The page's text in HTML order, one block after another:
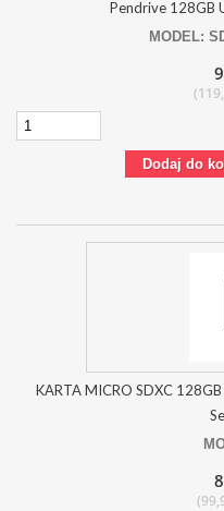
Pendrive 128GB
MODEL:
Dodaj do
KARTA MICRO SDXC